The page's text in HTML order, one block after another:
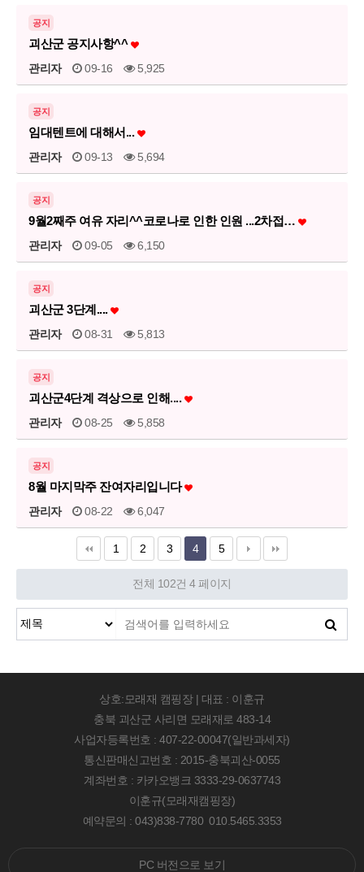
공지
괴산군 공지사항^^
관리자 09-16 5,925
공지
임대텐트에 대해서...
관리자 09-13 5,694
공지
9월2째주 여유 자리^^코로나로 인한 인원 ...2차접…
관리자 09-05 6,150
공지
괴산군 3단계....
관리자 08-31 5,813
공지
괴산군4단계 격상으로 인해....
관리자 08-25 5,858
공지
8월 마지막주 잔여자리입니다
관리자 08-22 6,047
1 2 3 4 5
전체 102건 4 페이지
상호:모래재 캠핑장 | 대표 : 이훈규
충북 괴산군 사리면 모래재로 483-14
사업자등록번호 : 407-22-00047(일반과세자)
통신판매신고번호 : 2015-충북괴산-0055
계좌번호 : 카카오뱅크 3333-29-0637743
이훈규(모래재캠핑장)
예약문의 : 043)838-7780 010.5465.3353
PC 버전으로 보기